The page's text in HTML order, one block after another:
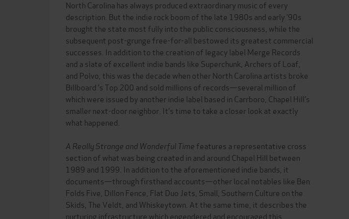
North Carolina has always produced extraordinary music of every
description. But the indie rock boom of the late 1980s and early ’90s
brought the state most fully into the public consciousness, while the
subsequent post-grunge free-for-all bestowed its greatest commercial
successes. In addition to the creation of legacy label Merge Records
and a slate of excellent indie bands like Superchunk, Archers of Loaf,
and Polvo, this was the decade when other North Carolina artists broke
Billboard ’s Top 200 and sold millions of records—several million of
which were issued by another indie label based in Carrboro, Chapel Hill’s
smaller next-door neighbor. It’s time to take a closer look at exactly
what happened.
A Really Strange and Wonderful Time features a representative cross
section of what was being created in and around Chapel Hill between
1989 and 1999. In addition to the aforementioned indie bands, it
documents—through firsthand accounts—other local notables like Ben
Folds Five, Dillon Fence, Flat Duo Jets, Small, Southern Culture on the
Skids, The Veldt, and Whiskeytown. At the same time, it describes the
nurturing infrastructure which engendered and encouraged this